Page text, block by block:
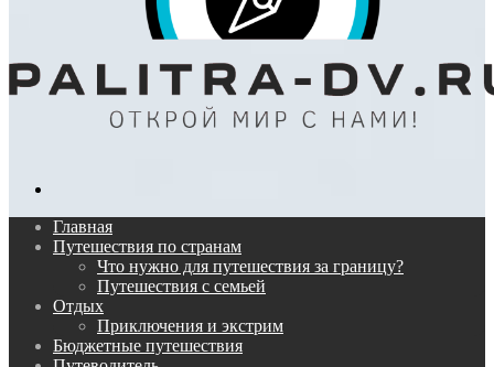
Главная
Путешествия по странам
Что нужно для путешествия за границу?
Путешествия с семьей
Отдых
Приключения и экстрим
Бюджетные путешествия